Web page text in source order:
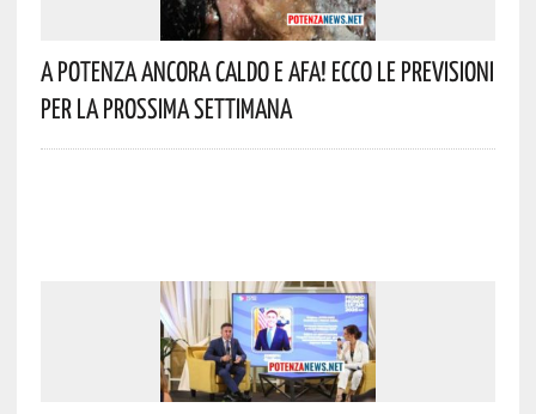
A Potenza Ancora Caldo E Afa! Ecco Le Previsioni
Per La Prossima Settimana